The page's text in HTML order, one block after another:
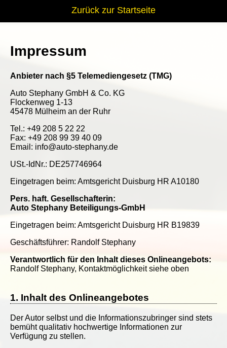
Zur Navigation springen
Zum Inhalt springen
Zum Footer springenZurück zur Startseite
Impressum
Anbieter nach §5 Telemediengesetz (TMG)
Auto Stephany GmbH & Co. KG
Flockenweg 1-13
45478 Mülheim an der Ruhr
Tel.: +49 208 5 22 22
Fax: +49 208 99 39 40 09
Email: info@auto-stephany.de
USt.-IdNr.: DE257746964
Eingetragen beim: Amtsgericht Duisburg HR A10180
Pers. haft. Gesellschafterin:
Auto Stephany Beteiligungs-GmbH
Eingetragen beim: Amtsgericht Duisburg HR B19839
Geschäftsführer: Randolf Stephany
Verantwortlich für den Inhalt dieses Onlineangebots:
Randolf Stephany, Kontaktmöglichkeit siehe oben
1. Inhalt des Onlineangebotes
Der Autor selbst und die Informationszubringer sind stets
bemüht qualitativ hochwertige Informationen zur
Verfügung zu stellen.